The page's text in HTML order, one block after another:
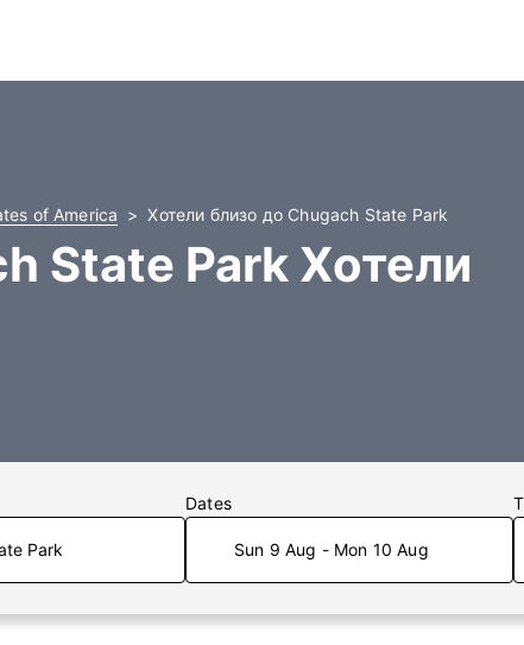
of America Хотели близо до Chugach State Park
State Park Хотели
Dates
Sun 9 Aug - Mon 10 Aug